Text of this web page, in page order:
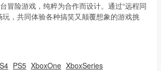
冒险游戏，纯粹为合作而设计。通过“远程同
玩，共同体验各种搞笑又颠覆想象的游戏挑
PS5 XboxOne XboxSeries